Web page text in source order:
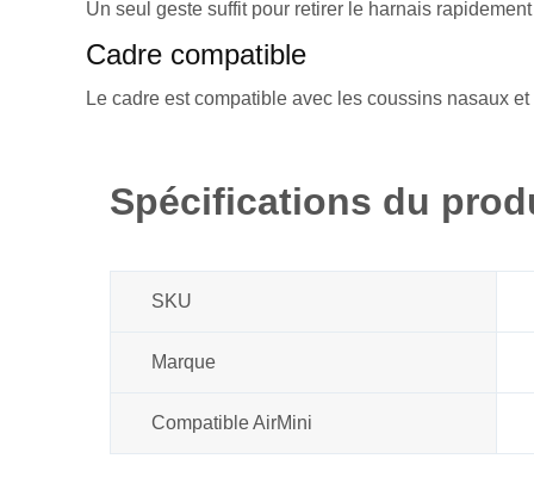
Un seul geste suffit pour retirer le harnais
Cadre compatible
Le cadre est compatible avec les coussins nasaux
Spécifications du
SKU
Marque
Compatible AirMini